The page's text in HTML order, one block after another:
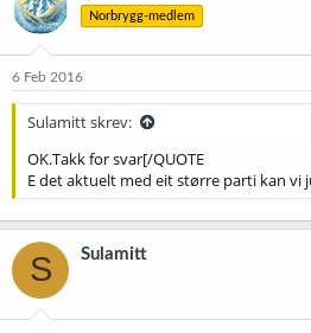
Norbrygg-medlem
6 Feb 2016
Sulamitt skrev:
OK.Takk for svar[/QUOTE
E det aktuelt med eit større parti kan vi
S Sulamitt